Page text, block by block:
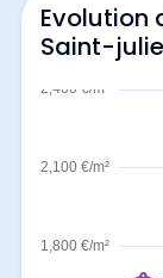
Evolution
Saint-